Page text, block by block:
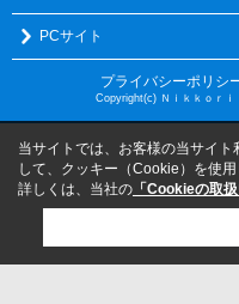
PCサイト
プライバシーポリシ
Copyright(c) Ｎｉｋｋｏｒ
当サイトでは、お客様の当サイ
して、クッキー（Cookie）を使用
詳しくは、当社の 「Cookieの取